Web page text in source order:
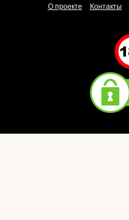
О проекте Контакты